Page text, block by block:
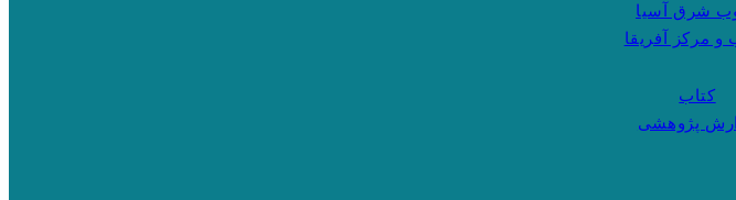
شرق آسیا
و مرکز آفریقا
کتاب
پژوهشی